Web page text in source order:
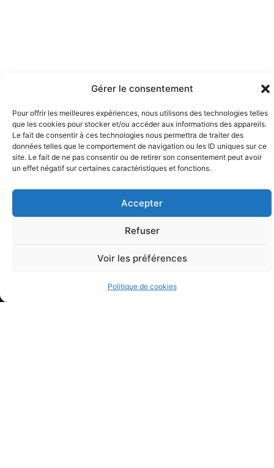
Gérer le consentement
Pour offrir les meilleures expériences, nous utilisons des technologies telles
que les cookies pour stocker et/ou accéder aux informations des appareils.
Le fait de consentir à ces technologies nous permettra de traiter des
données telles que le comportement de navigation ou les ID uniques sur ce
site. Le fait de ne pas consentir ou de retirer son consentement peut avoir
un effet négatif sur certaines caractéristiques et fonctions.
Accepter
Refuser
Voir les préférences
Politique de cookies
HEURES D'HIVER
HEURES D'ETE